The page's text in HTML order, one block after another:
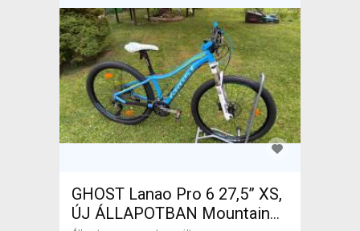
GHOST Lanao Pro 6 27,5” XS,
ÚJ ÁLLAPOTBAN Mountain